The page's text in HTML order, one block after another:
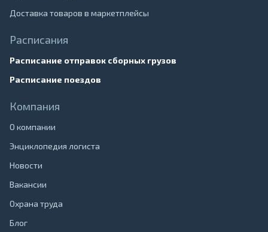
Доставка товаров в маркетплейсы
Расписания
Расписание отправок сборных грузов
Расписание поездов
Компания
О компании
Энциклопедия логиста
Новости
Вакансии
Охрана труда
Блог